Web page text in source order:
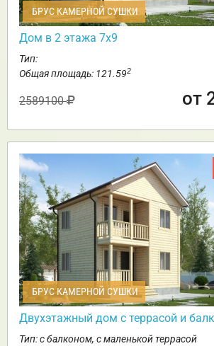
БРУС КАМЕРНОЙ СУШКИ
Дом в 2 этажа 7х9
Тип:
Общая площадь: 121.592
2589100 от
БРУС КАМЕРНОЙ СУШКИ
Двухэтажный дом с террасой и
Тип: с балконом, с маленькой террасой